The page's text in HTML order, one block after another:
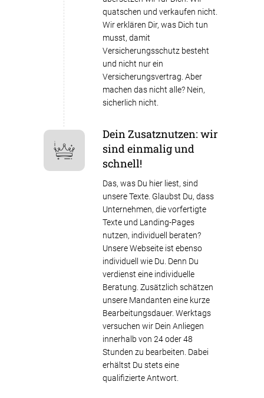
quatschen und verkaufen nicht.
Wir erklären Dir, was Dich tun
musst, damit
Versicherungsschutz besteht
und nicht nur ein
Versicherungsvertrag. Aber
machen das nicht alle? Nein,
sicherlich nicht.
Dein Zusatznutzen: wir
sind einmalig und
schnell!
Das, was Du hier liest, sind
unsere Texte. Glaubst Du, dass
Unternehmen, die vorfertigte
Texte und Landing-Pages
nutzen, individuell beraten?
Unsere Webseite ist ebenso
individuell wie Du. Denn Du
verdienst eine individuelle
Beratung. Zusätzlich schätzen
unsere Mandanten eine kurze
Bearbeitungsdauer. Werktags
versuchen wir Dein Anliegen
innerhalb von 24 oder 48
Stunden zu bearbeiten. Dabei
erhältst Du stets eine
qualifizierte Antwort.